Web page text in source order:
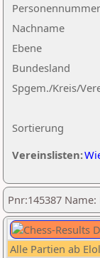
Nachname
Ebene
Sortierung
Personennummer
Bundesland
Spgem./Kreis/
Vereinslisten:
Pnr:145387
Alle Partien ab